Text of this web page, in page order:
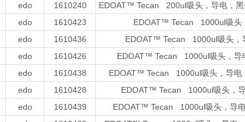
edo 1610240
EDOAT™ Tecan 200ul吸头，导电，
edo 1610423
EDOAT™ Tecan 1000ul吸头
edo 1610436
EDOAT™ Tecan 1000ul吸头，
edo 1610426
EDOAT™ Tecan 1000ul吸头，导
edo 1610438
EDOAT™ Tecan 1000ul吸头，导电
edo 1610428
EDOAT™ Tecan 1000ul吸头，
edo 1610439
EDOAT™ Tecan 1000ul吸头，导